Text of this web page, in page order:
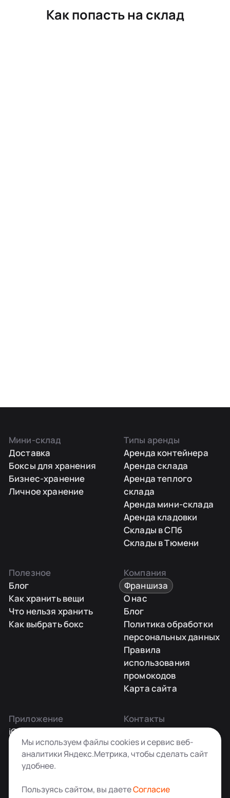
Как попасть на склад
Мини-склад
Доставка
Боксы для хранения
Бизнес-хранение
Личное хранение
Типы аренды
Аренда контейнера
Аренда склада
Аренда теплого
склада
Аренда мини-склада
Аренда кладовки
Склады в СПб
Склады в Тюмени
Полезное
Блог
Как хранить вещи
Что нельзя хранить
Как выбрать бокс
Компания
Франшиза
О нас
Блог
Политика обработки
персональных данных
Правила
использования
промокодов
Карта сайта
Приложение
iOS
Android
Контакты
Заказать звонок
+7 495 181-55-45
info@kladovkin.ru
Мы используем файлы cookies и сервис веб-
аналитики Яндекс.Метрика, чтобы сделать сайт
удобнее.
Пользуясь сайтом, вы даетеСогласие